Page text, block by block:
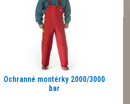
Ochranné montérky 2000/3000
bar